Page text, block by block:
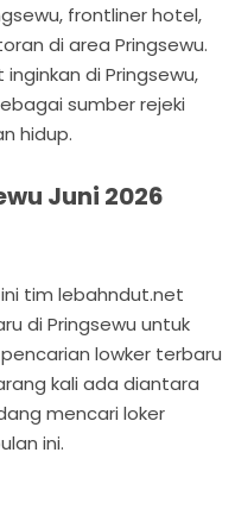
frontliner hotel,
di area Pringsewu.
di Pringsewu,
sumber rejeki
hidup.
Juni 2026
tim lebahndut.net
di Pringsewu untuk
lowker terbaru
kali ada diantara
mencari loker
ini.